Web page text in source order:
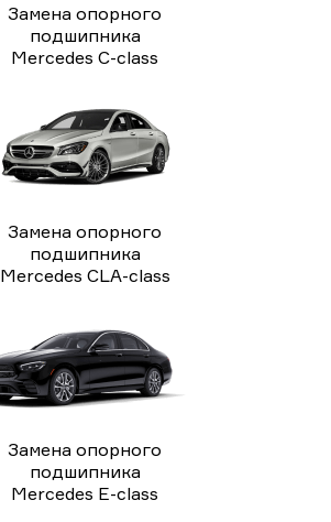
Замена опорного
подшипника
Mercedes C-class
Замена опорного
подшипника
Mercedes CLA-class
Замена опорного
подшипника
Mercedes E-class